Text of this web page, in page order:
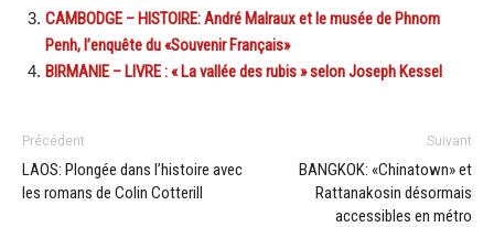
CAMBODGE – HISTOIRE: André Malraux et le musée de Phnom
Penh, l’enquête du «Souvenir Français»
BIRMANIE – LIVRE : « La vallée des rubis » selon Joseph Kessel
Précédent
LAOS: Plongée dans l’histoire avec
les romans de Colin Cotterill
Suivant
BANGKOK: «Chinatown» et
Rattanakosin désormais
accessibles en métro